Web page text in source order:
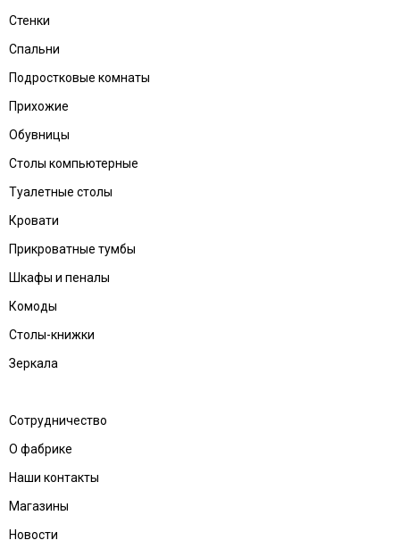
Стенки
Спальни
Подростковые комнаты
Прихожие
Обувницы
Столы компьютерные
Туалетные столы
Кровати
Прикроватные тумбы
Шкафы и пеналы
Комоды
Столы-книжки
Зеркала
Сотрудничество
О фабрике
Наши контакты
Магазины
Новости